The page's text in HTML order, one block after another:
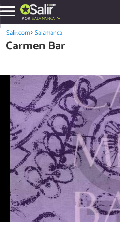
POR:SALAMANCA
Salir.com Salamanca
Carmen Bar